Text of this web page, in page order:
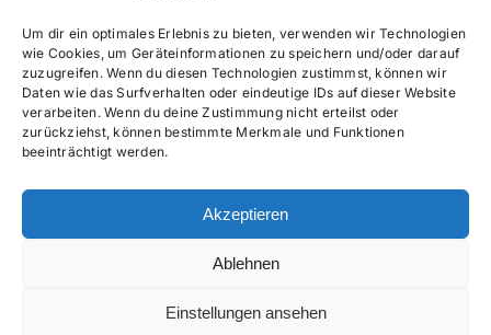
Um dir ein optimales Erlebnis zu bieten, verwenden wir Technologien
wie Cookies, um Geräteinformationen zu speichern und/oder darauf
zuzugreifen. Wenn du diesen Technologien zustimmst, können wir
Daten wie das Surfverhalten oder eindeutige IDs auf dieser Website
verarbeiten. Wenn du deine Zustimmung nicht erteilst oder
zurückziehst, können bestimmte Merkmale und Funktionen
beeinträchtigt werden.
Akzeptieren
Ablehnen
Einstellungen ansehen
Impressum
Datenschutzerklärung